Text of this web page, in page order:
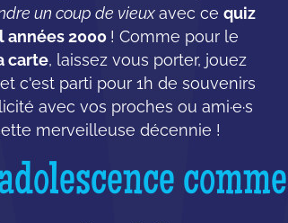
un coup de vieuxavec ce quiz
années 2000 ! Comme pour le
carte, laissez vous porter, jouez
c'est parti pour 1h de souvenirs
avec vos proches ou ami·e·s
merveilleuse décennie !